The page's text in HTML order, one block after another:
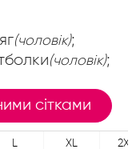
(чоловік);
(чоловік);
сітками
L XL 2XL